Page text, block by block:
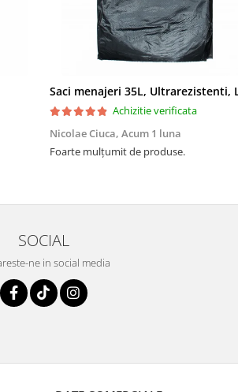
Achizitie verificata
Nicolae Ciuca, Acum 1 luna
Foarte mulțumit de produse.
SOCIAL
ne in social media